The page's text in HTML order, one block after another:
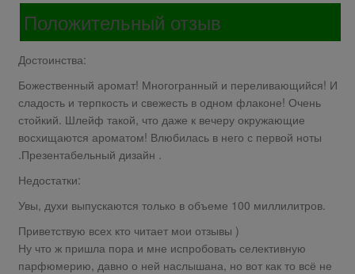
Положительный отзыв
Достоинства:
Божественный аромат! Многогранный и переливающийся! И
сладость и терпкость и свежесть в одном флаконе! Очень
стойкий. Шлейф такой, что даже к вечеру окружающие
восхищаются ароматом! Влюбилась в него с первой ноты
.Презентабельный дизайн .
Недостатки:
Увы, духи выпускаются только в объеме 100 миллилитров.
Приветствую всех кто читает мои отзывы )
Ну что ж пришла пора и мне испробовать селективную
парфюмерию, давно о ней наслышана, но вот как то всё не